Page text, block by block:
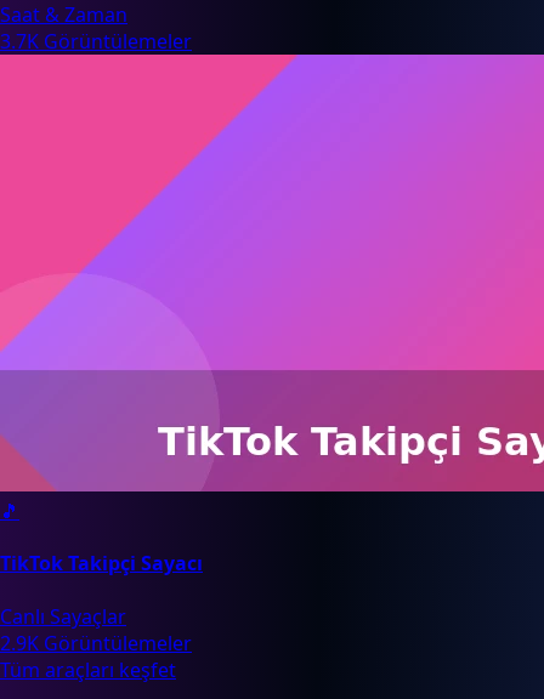
Saat & Zaman
3.7K Görüntülemeler
🎵
TikTok Takipçi Sayacı
Canlı Sayaçlar
2.9K Görüntülemeler
Tüm araçları keşfet